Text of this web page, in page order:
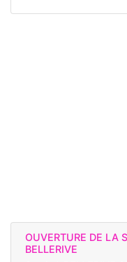
OUVERTURE DE LA
BELLERIVE